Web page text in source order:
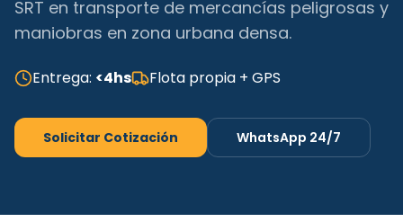
SRT en transporte de mercancías peligrosas y
maniobras en zona urbana densa.
Entrega: <4hs Flota propia + GPS
Solicitar Cotización WhatsApp 24/7